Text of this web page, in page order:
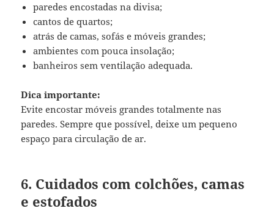
paredes encostadas na divisa;
cantos de quartos;
atrás de camas, sofás e móveis grandes;
ambientes com pouca insolação;
banheiros sem ventilação adequada.
Dica importante:
Evite encostar móveis grandes totalmente nas
paredes. Sempre que possível, deixe um pequeno
espaço para circulação de ar.
6. Cuidados com colchões, camas
e estofados